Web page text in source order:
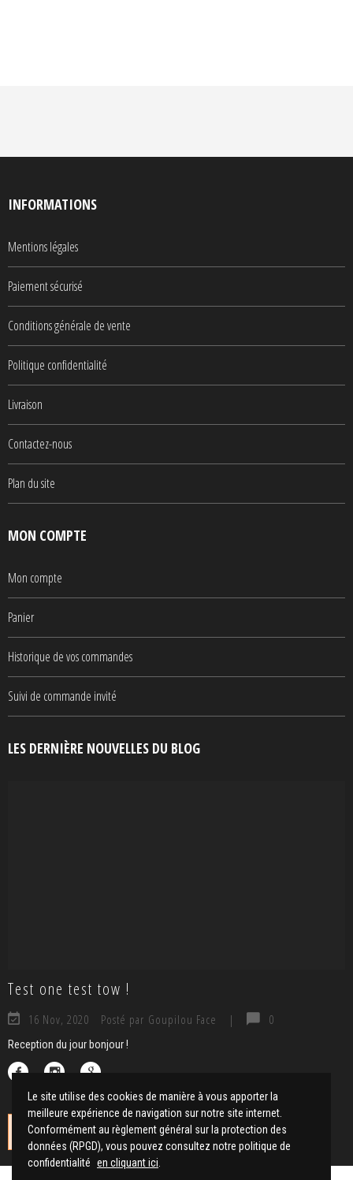
INFORMATIONS
Mentions légales
Paiement sécurisé
Conditions générale de vente
Politique confidentialité
Livraison
Contactez-nous
Plan du site
MON COMPTE
Mon compte
Panier
Historique de vos commandes
Suivi de commande invité
LES DERNIÈRE NOUVELLES DU BLOG
Test one test tow !
16 Nov, 2020 Posté par Goupilou Face | 0
Reception du jour bonjour !
No instagrams at this time.
Le site utilise des cookies de manière à vous apporter la
meilleure expérience de navigation sur notre site internet.
Conformément au règlement général sur la protection des
données (RPGD), vous pouvez consultez notre politique de
confidentialité en cliquant ici